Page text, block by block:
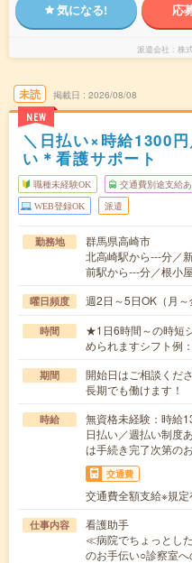
気になる! 応
派遣会社 株
未読
NEW
掲載日 2026/08/08
＼日払い×時給1300
い＊看護サポート
職種未経験OK 交通費別途支給あ
WEB登録OK 派遣
勤務地
群馬県高崎市
北高崎駅から---分／
前駅から---分／根小
曜日頻度 週2日～5日OK（月
時間
★1日6時間～の時短
められますシフト例
期間
開始日はご相談く
長期でも働けます！
時給
無資格未経験：時
日払い／週払い制度
は手続き完了次第の
交通費
交通費全額支給※規定
仕事内容
看護助手
≪病院でちょっとし
のお手伝い○診察室